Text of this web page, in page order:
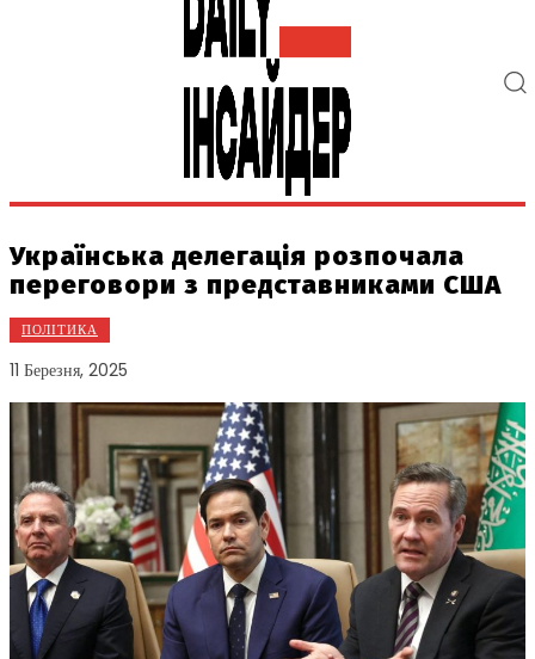
Українська делегація розпочала
переговори з представниками США
ПОЛІТИКА
11 Березня, 2025